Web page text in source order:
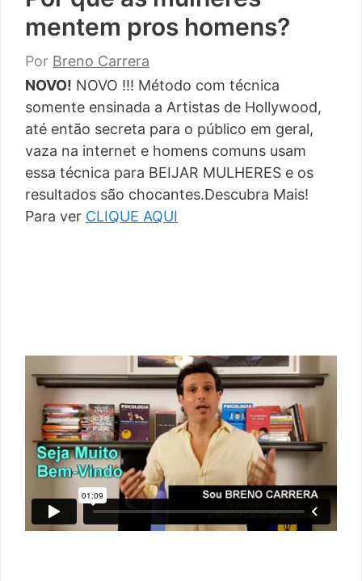
mentem pros homens?
Por Breno Carrera
NOVO! NOVO !!! Método com técnica
somente ensinada a Artistas de Hollywood,
até então secreta para o público em geral,
vaza na internet e homens comuns usam
essa técnica para BEIJAR MULHERES e os
resultados são chocantes.Descubra Mais!
Para ver CLIQUE AQUI